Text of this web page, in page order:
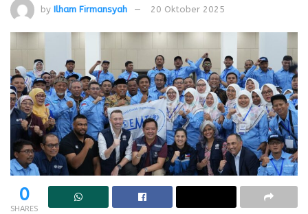
by Ilham Firmansyah 20 Oktober 2025
0
SHARES